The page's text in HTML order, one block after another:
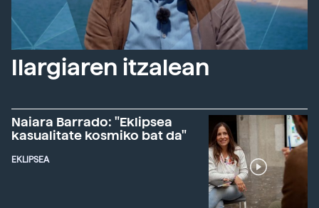
Ilargiaren itzalean
Naiara Barrado: "Eklipsea
kasualitate kosmiko bat da"
EKLIPSEA